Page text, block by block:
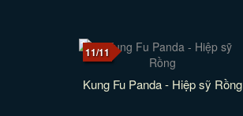
11/11
Kung Fu Panda - Hiệp sỹ Rồng